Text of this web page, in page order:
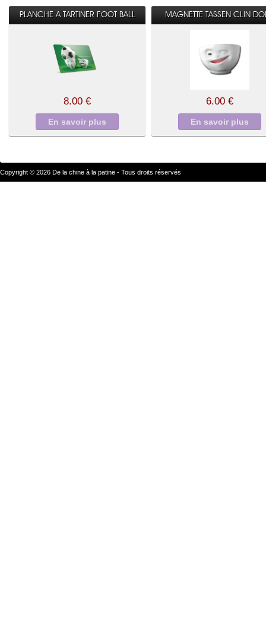
PLANCHE A TARTINER FOOT BALL
8.00 €
En savoir plus
MAGNETTE TASSEN CLIN
6.00 €
En savoir plus
Copyright © 2026 De la chine à la patine - Tous droits réservés